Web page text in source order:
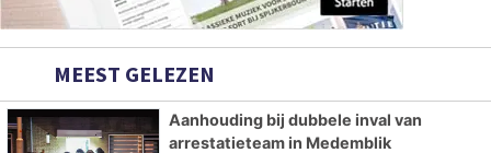
MEEST GELEZEN
Aanhouding bij dubbele inval van
arrestatieteam in Medemblik